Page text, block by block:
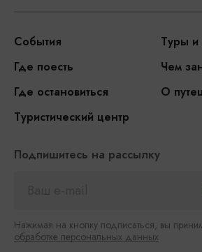
События
Туры и
Где поесть
Чем
Где остановиться
О
Туристический центр
Подпишитесь на рассылку
Нажимая на кнопку подписаться, вы
обработке персональных данных